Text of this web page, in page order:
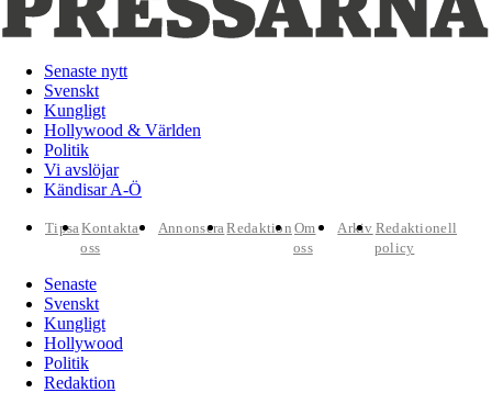
Senaste nytt
Svenskt
Kungligt
Hollywood & Världen
Politik
Vi avslöjar
Kändisar A-Ö
TipsaKontakta
oss
AnnonseraRedaktion Om
oss
Arkiv Redaktionell
policy
Senaste
Svenskt
Kungligt
Hollywood
Politik
Redaktion